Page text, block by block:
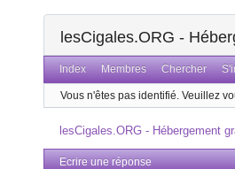
lesCigales.ORG -
Index Membres Chercher
Vous n'êtes pas identifié. Veuillez
lesCigales.ORG - Hébergement
Ecrire une réponse